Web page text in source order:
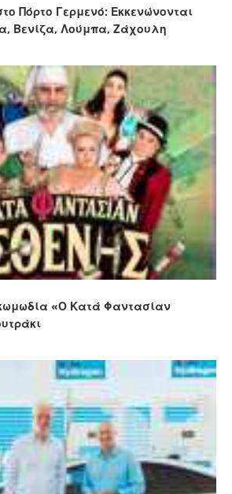
Πόρτο Γερμενό: Εκκενώνονται
Βενίζα, Λούμπα, Ζάχουλη
«Ο Κατά Φαντασίαν